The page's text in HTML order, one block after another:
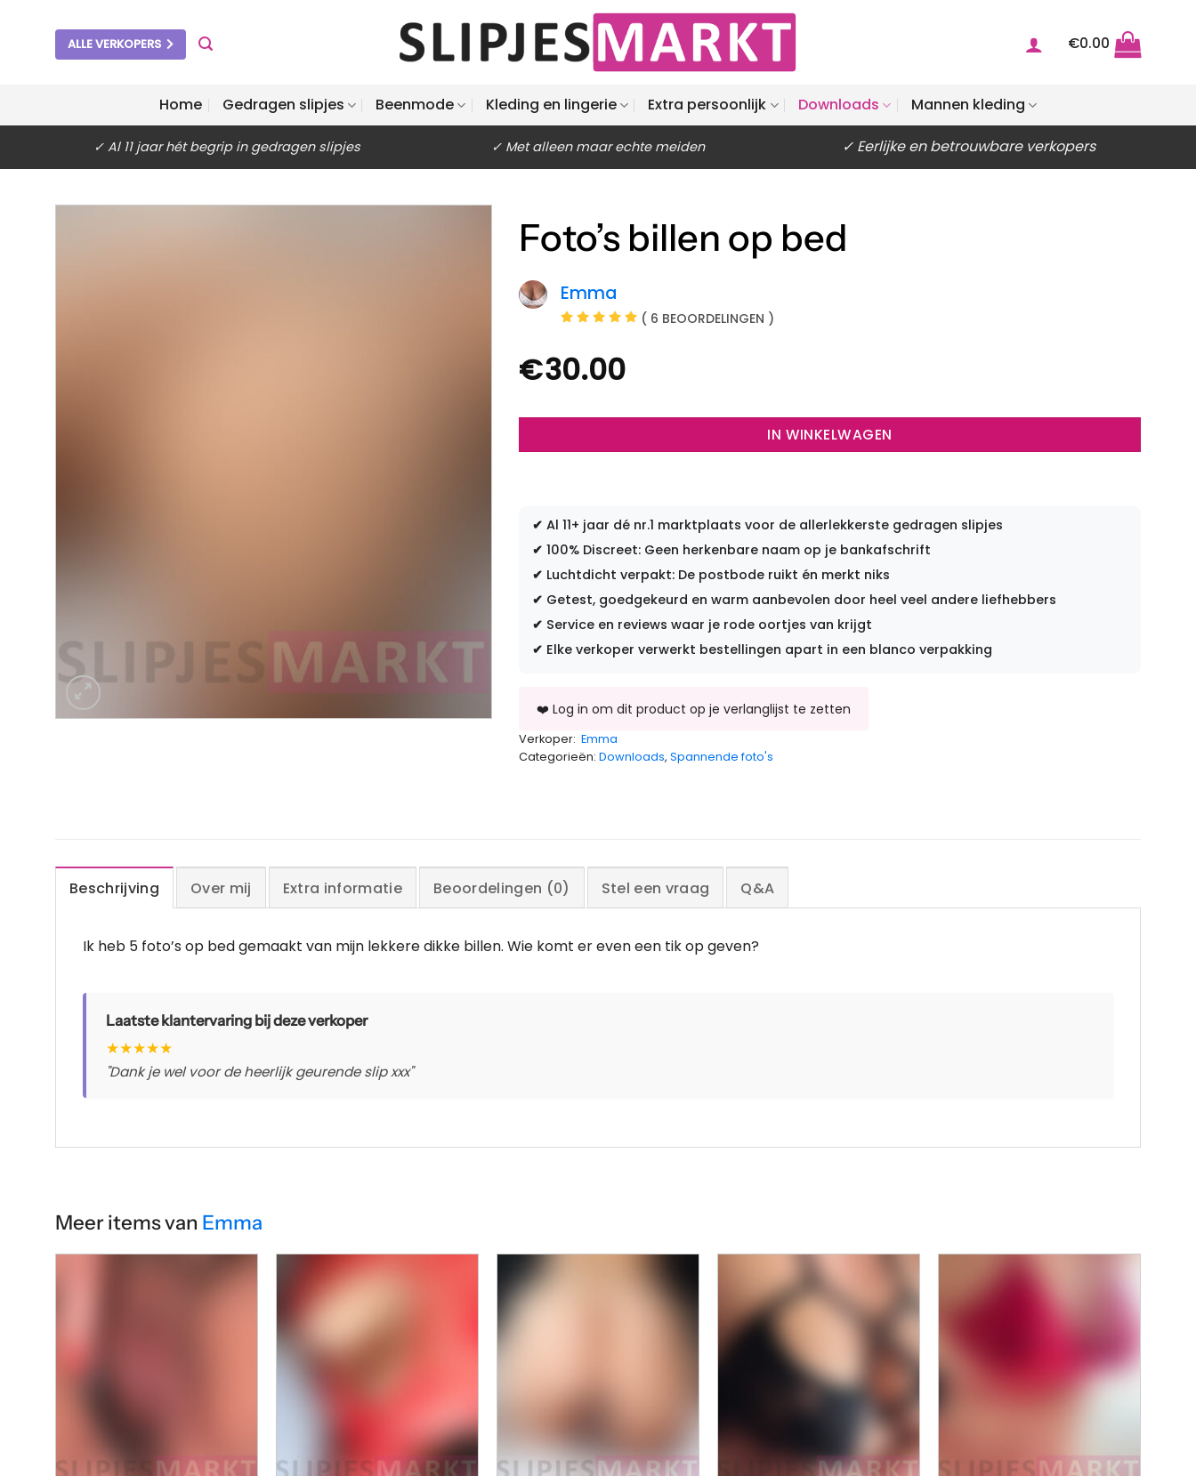
ALLE VERKOPERS €0.00
Home Gedragen slipjes Beenmode Kleding en lingerie Extra persoonlijk Downloads Mannen kleding
✓ Al 11 jaar hét begrip in gedragen slipjes ✓ Met alleen maar echte meiden ✓ Eerlijke en betrouwbare verkopers
Foto’s billen op bed
Emma
( 6 BEOORDELINGEN )
€30.00
IN WINKELWAGEN
✔ Al 11+ jaar dé nr.1 marktplaats voor de allerlekkerste gedragen slipjes
✔ 100% Discreet: Geen herkenbare naam op je bankafschrift
✔ Luchtdicht verpakt: De postbode ruikt én merkt niks
✔ Getest, goedgekeurd en warm aanbevolen door heel veel andere liefhebbers
✔ Service en reviews waar je rode oortjes van krijgt
✔ Elke verkoper verwerkt bestellingen apart in een blanco verpakking
Verkoper: Emma
Categorieën: Downloads, Spannende foto's
Beschrijving Over mij Extra informatie Beoordelingen (0) Stel een vraag Q&A
Ik heb 5 foto’s op bed gemaakt van mijn lekkere dikke billen. Wie komt er even een tik op geven?
Laatste klantervaring bij deze verkoper
★★★★★
"Dank je wel voor de heerlijk geurende slip xxx"
Meer items van Emma